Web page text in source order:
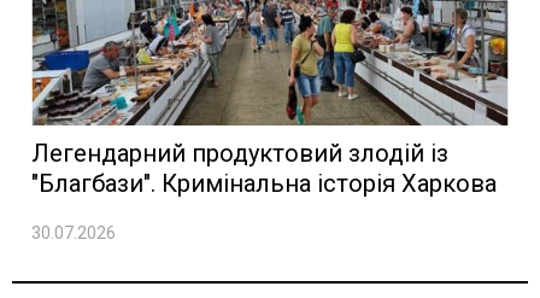
Легендарний продуктовий злодій із
"Благбази". Кримінальна історія Харкова
30.07.2026